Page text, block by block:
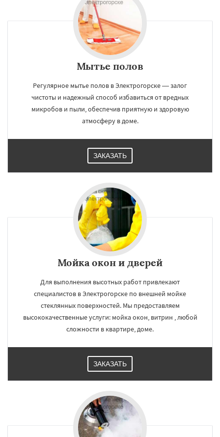
Мытье полов
Регулярное мытье полов в Электрогорске — залог
чистоты и надежный способ избавиться от вредных
микробов и пыли, обеспечив приятную и здоровую
атмосферу в доме.
ЗАКАЗАТЬ
Мойка окон и дверей
Для выполнения высотных работ привлекают
специалистов в Электрогорске по внешней мойке
стеклянных поверхностей. Мы предоставляем
высококачественные услуги: мойка окон, витрин , любой
сложности в квартире, доме.
ЗАКАЗАТЬ